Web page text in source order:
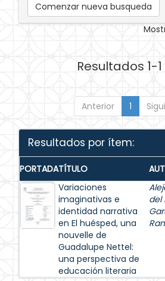
Comenzar nueva busqueda
Resultados 1-1
Anterior 1
Resultados por ítem:
PORTADATÍTULO
Variaciones
imaginativas e
identidad narrativa
en El huésped, una
nouvelle de
Guadalupe Nettel:
una perspectiva de
educación literaria
del